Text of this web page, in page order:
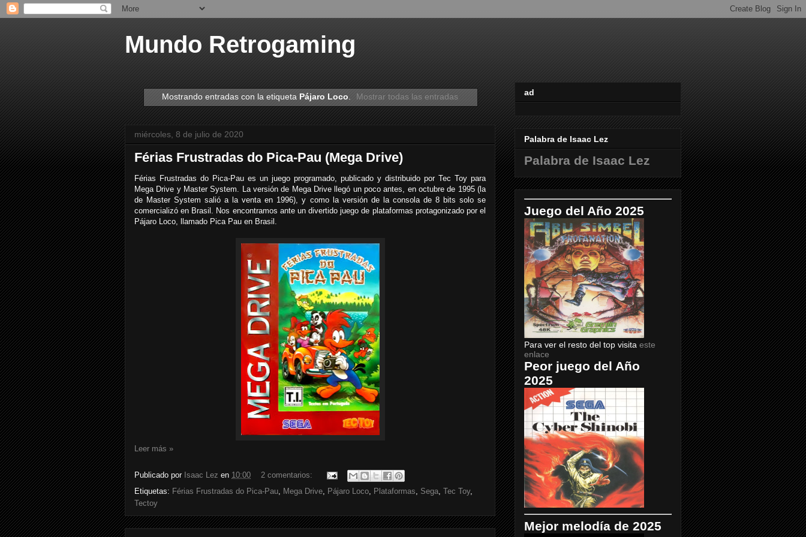
Mundo Retrogaming
Mostrando entradas con la etiqueta Pájaro Loco. Mostrar todas las entradas
miércoles, 8 de julio de 2020
Férias Frustradas do Pica-Pau (Mega Drive)
Férias Frustradas do Pica-Pau es un juego programado, publicado y distribuido por Tec Toy para
Mega Drive y Master System. La versión de Mega Drive llegó un poco antes, en octubre de 1995 (la
de Master System salió a la venta en 1996), y como la versión de la consola de 8 bits solo se
comercializó en Brasil. Nos encontramos ante un divertido juego de plataformas protagonizado por el
Pájaro Loco, llamado Pica Pau en Brasil.
Leer más »
Publicado por Isaac Lez en 10:00
2 comentarios:
Etiquetas: Férias Frustradas do Pica-Pau Mega Drive Pájaro Loco Plataformas Sega Tec Toy,
Tectoy
ad
Palabra de Isaac Lez
Palabra de Isaac Lez
Juego del Año 2025
Para ver el resto del top visita este
enlace
Peor juego del Año
2025
Mejor melodía de 2025